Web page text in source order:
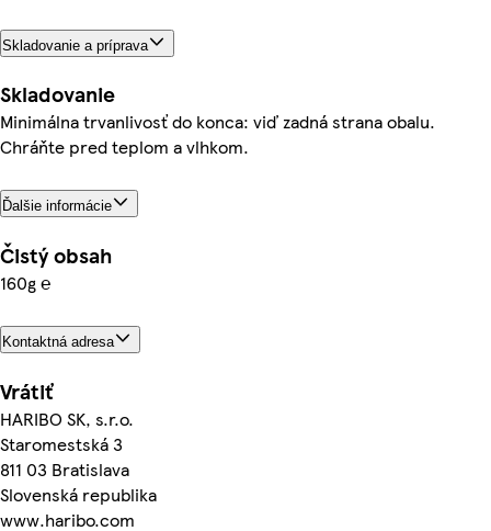
Skladovanie a príprava
Skladovanie
Minimálna trvanlivosť do konca: viď zadná strana obalu.
Chráňte pred teplom a vlhkom.
Ďalšie informácie
Čistý obsah
160g ℮
Kontaktná adresa
Vrátiť
HARIBO SK, s.r.o.
Staromestská 3
811 03 Bratislava
Slovenská republika
www.haribo.com